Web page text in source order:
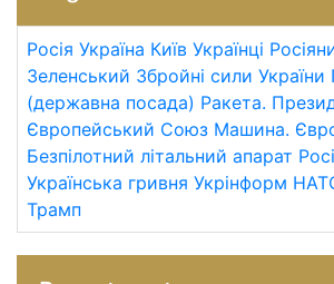
Росія Україна Київ Українці
Зеленський Збройні сили України
(державна посада) Ракета.
Європейський Союз Машина.
Безпілотний літальний апарат
Українська гривня Укрінформ
Трамп